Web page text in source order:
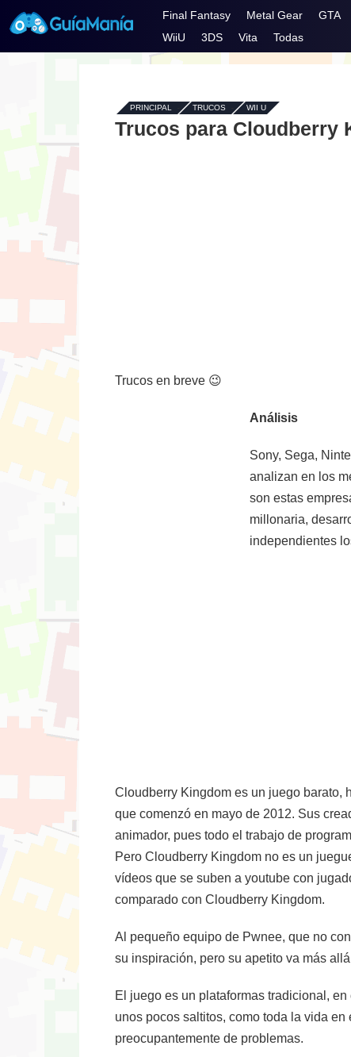
Final Fantasy Metal Gear GTA
WiiU
3DS Vita Todas
PRINCIPAL - TRUCOS- WII U
Trucos para Cloudberry
Trucos en breve 😉
Análisis
Sony, Sega,
analizan en los
son estas
millonaria,
independientes
Cloudberry Kingdom es un juego barato,
que comenzó en mayo de 2012. Sus
animador, pues todo el trabajo de
Pero Cloudberry Kingdom no es un
vídeos que se suben a youtube con
comparado con Cloudberry Kingdom.
Al pequeño equipo de Pwnee, que no
su inspiración, pero su apetito va más
El juego es un plataformas tradicional,
unos pocos saltitos, como toda la vida
preocupantemente de problemas.